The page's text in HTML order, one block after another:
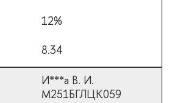
12%
8.34
И***а В. И.
М251БГЛЦК059